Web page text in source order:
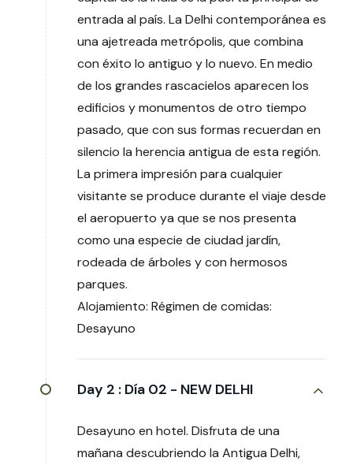
entrada al país. La Delhi contemporánea es
una ajetreada metrópolis, que combina
con éxito lo antiguo y lo nuevo. En medio
de los grandes rascacielos aparecen los
edificios y monumentos de otro tiempo
pasado, que con sus formas recuerdan en
silencio la herencia antigua de esta región.
La primera impresión para cualquier
visitante se produce durante el viaje desde
el aeropuerto ya que se nos presenta
como una especie de ciudad jardín,
rodeada de árboles y con hermosos
parques.
Alojamiento: Régimen de comidas:
Desayuno
Day 2 : Día 02 - NEW DELHI
Desayuno en hotel. Disfruta de una
mañana descubriendo la Antigua Delhi,